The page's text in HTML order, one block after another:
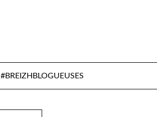
#BREIZHBLOGUEUSES